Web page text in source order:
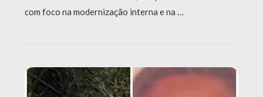
com foco na modernização interna e na …